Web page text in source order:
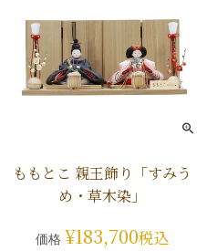
ももとこ 親王飾り「すみう
め・草木染」
価格 ¥183,700税込